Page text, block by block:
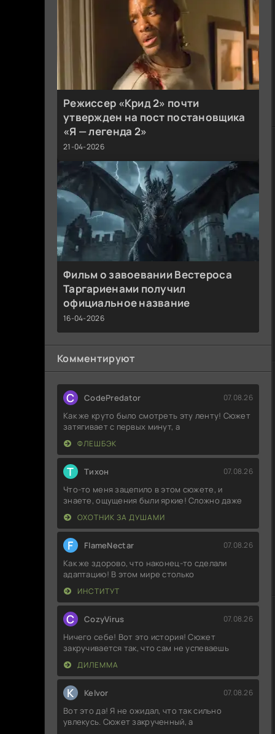
Режиссер «Крид 2» почти
утвержден на пост постановщика
«Я — легенда 2»
21-04-2026
Фильм о завоевании Вестероса
Таргариенами получил
официальное название
16-04-2026
Комментируют
C CodePredator 07.08.26
Как же круто было смотреть эту ленту! Сюжет
затягивает с первых минут, а
ФЛЕШБЭК
Т Тихон 07.08.26
Что-то меня зацепило в этом сюжете, и
знаете, ощущения были яркие! Сложно даже
ОХОТНИК ЗА ДУШАМИ
F FlameNectar 07.08.26
Как же здорово, что наконец-то сделали
адаптацию! В этом мире столько
ИНСТИТУТ
C CozyVirus 07.08.26
Ничего себе! Вот это история! Сюжет
закручивается так, что сам не успеваешь
ДИЛЕММА
K Kelvor 07.08.26
Вот это да! Я не ожидал, что так сильно
увлекусь. Сюжет закрученный, а